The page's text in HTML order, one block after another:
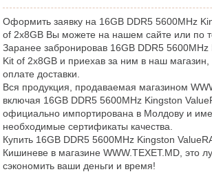
Оформить заявку на 16GB DDR5 5600MHz
of 2x8GB Вы можете на нашем сайте или по
Заранее забронировав 16GB DDR5 5600MHz
Kit of 2x8GB и приехав за ним в наш
оплате доставки.
Вся продукция, продаваемая магазином
включая 16GB DDR5 5600MHz Kingston
официально импортирована в Молдову и
необходимые сертификаты качества.
Купить 16GB DDR5 5600MHz Kingston
Кишиневе в магазине WWW.TEXET.MD, это
сэкономить ваши деньги и время!